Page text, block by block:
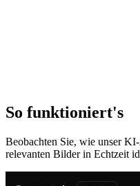
So funktioniert's
Beobachten Sie, wie unser
relevanten Bilder in Echtzeit